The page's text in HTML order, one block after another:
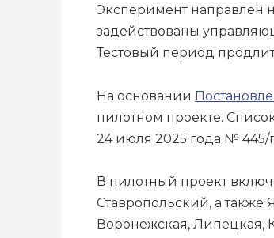
Эксперимент направлен
задействованы
Тестовый период
На основании
пилотном проекте.
24 июля 2025 года № 445/
В пилотный проект
Ставропольский, а также
Воронежская, Липецкая,